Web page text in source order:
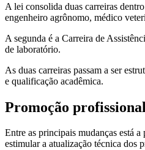
A lei consolida duas carreiras
engenheiro agrônomo, médico
A segunda é a Carreira de
de laboratório.
As duas carreiras passam a ser
e qualificação acadêmica.
Promoção
Entre as principais mudanças está
estimular a atualização técnica dos